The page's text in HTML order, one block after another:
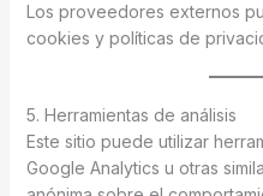
Los proveedores externos
cookies y políticas de
5. Herramientas de análisis
Este sitio puede utilizar
Google Analytics u otras